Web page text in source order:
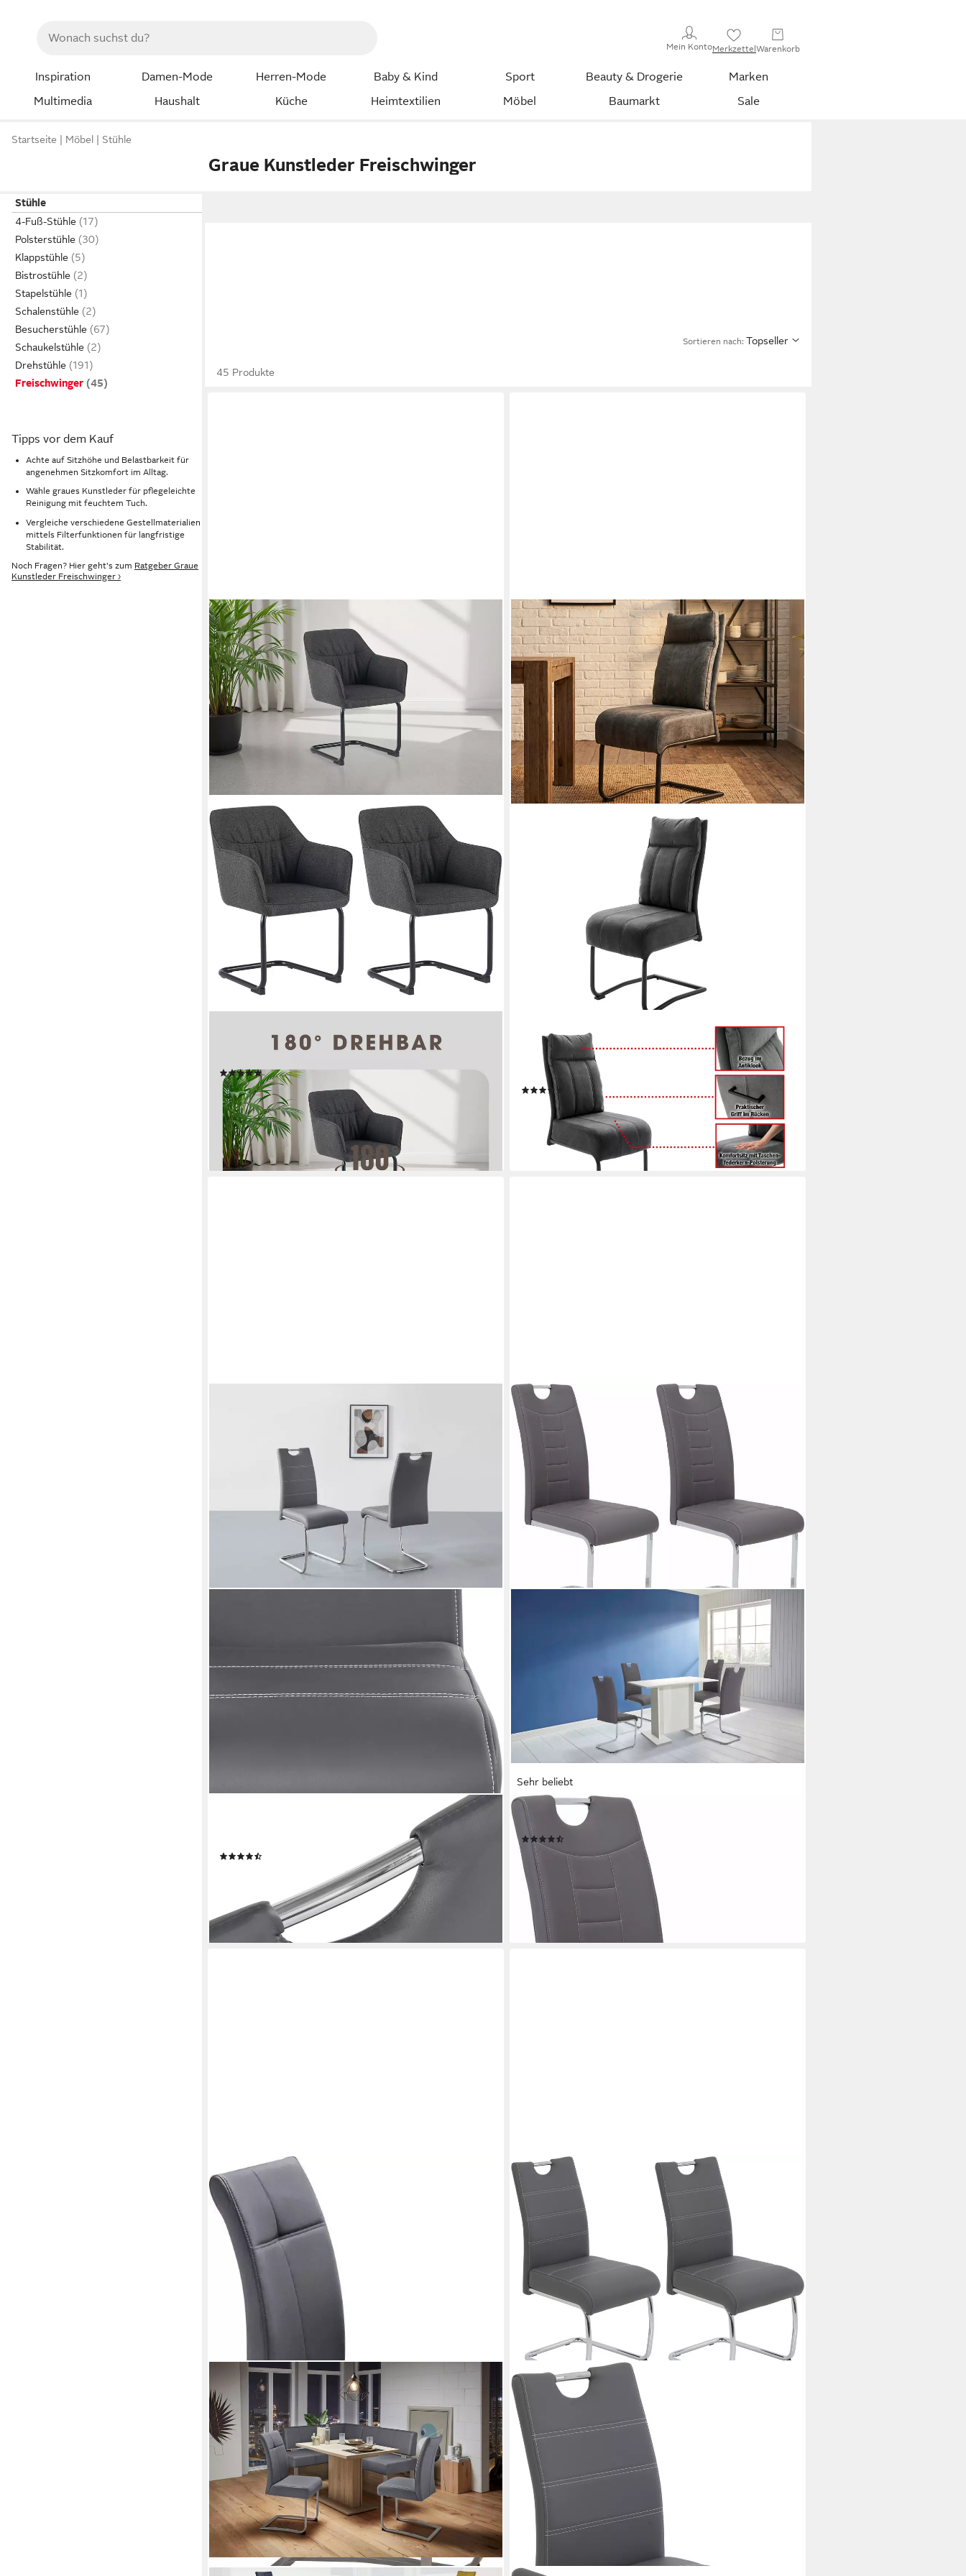
Mein KontoMerkzettelWarenkorb
Inspiration Damen-Mode Herren-Mode Baby & Kind Sport Beauty & Drogerie
Marken
Multimedia
Haushalt Küche Heimtextilien Möbel Baumarkt Sale
Startseite Möbel Stühle
Graue Kunstleder Freischwinger
Stühle
4-Fuß-Stühle
Polsterstühle
Klappstühle
Bistrostühle
Stapelstühle
Schalenstühle
Besucherstühle
Schaukelstühle
Drehstühle
Freischwinger
Tipps vor dem Kauf
Achte auf Sitzhöhe und Belastbarkeit für
angenehmen Sitzkomfort im Alltag.
Wähle graues Kunstleder für pflegeleichte
Reinigung mit feuchtem Tuch.
Vergleiche verschiedene Gestellmaterialien
mittels Filterfunktionen für langfristige
Stabilität.
Noch Fragen? Hier geht's zum Ratgeber Graue
Kunstleder Freischwinger ›
Sortieren nach: Topseller
45 Produkte
Freischwinger Elba (Set, 2 St), gemütlicher Stuhl / Sessel,
(1)
189,99 € UVP319,99 €
(95,00 €/ 1 Stk)
-41%
lieferbar - in 3-5 Werktagen bei dir
Freischwinger mit Taschenfederkern, Microfaser Antiklook,
Esszimmerstuhl, »Azul«, praktischer Griff am Rücken ·
Metallgestell schwarz matt
(4)
99,99 €
lieferbar - in 5-6 Werktagen bei dir
Freischwinger Flora, Esszimmerstühle (Set, 1 St),
Schwingstuhl Set: 1,2 oder 4 Stück, hoher Sitzkomfort
lieferbar - in 5-6 Werktagen bei dir
+4
Sehr beliebt
HELA
Freischwinger Ruby (Set, 2 St), 2 oder 4 Stück
ab 111,75 €
332,99 €
(55,88 €/ 1 Stk)
-66%
lieferbar - in 5-6 Werktagen bei dir